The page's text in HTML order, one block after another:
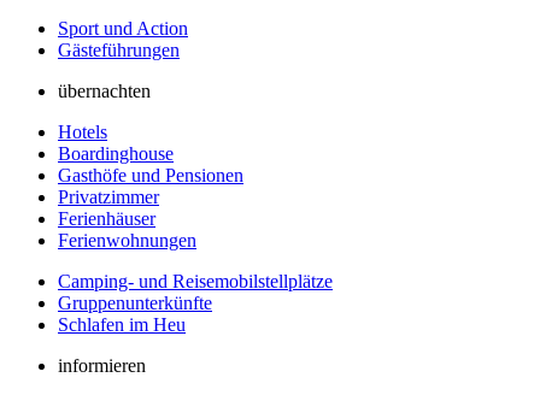
Sport und Action
Gästeführungen
übernachten
Hotels
Boardinghouse
Gasthöfe und Pensionen
Privatzimmer
Ferienhäuser
Ferienwohnungen
Camping- und Reisemobilstellplätze
Gruppenunterkünfte
Schlafen im Heu
informieren